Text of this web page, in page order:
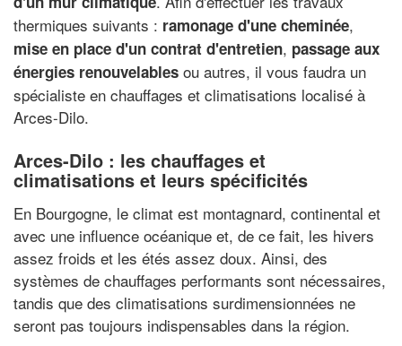
thermiques suivants : ramonage d'une cheminée,
mise en place d'un contrat d'entretien, passage aux
énergies renouvelables ou autres, il vous faudra un
spécialiste en chauffages et climatisations localisé à
Arces-Dilo.
Arces-Dilo : les chauffages et
climatisations et leurs spécificités
En Bourgogne, le climat est montagnard, continental et
avec une influence océanique et, de ce fait, les hivers
assez froids et les étés assez doux. Ainsi, des
systèmes de chauffages performants sont nécessaires,
tandis que des climatisations surdimensionnées ne
seront pas toujours indispensables dans la région.